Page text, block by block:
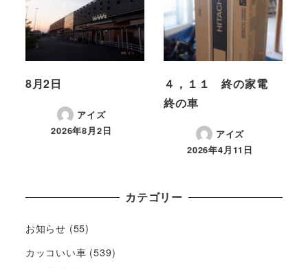
8月2日
アイズ
2026年8月2日
４，１１ 終の家電
終の車
アイズ
2026年4月11日
カテゴリー
お知らせ (55)
カッコいい車 (539)